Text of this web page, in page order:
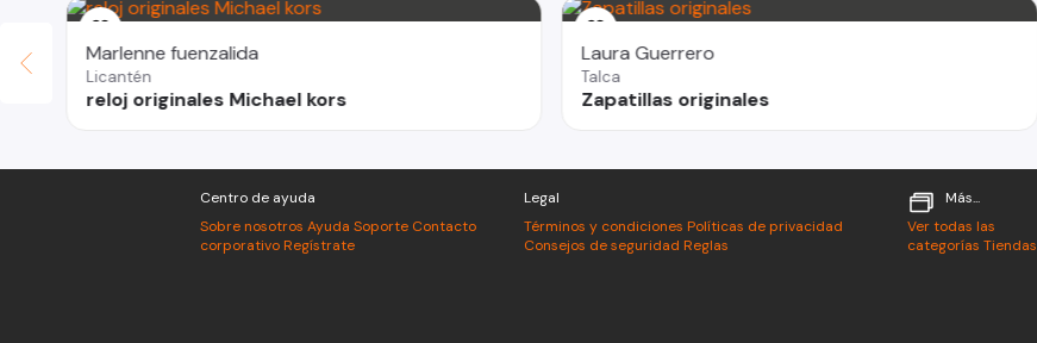
cortacorriente GPS antirobo iPhone 15 pro Max iPhone 14 Promax remate oportunidad precio outlet delivery
Grabar vidrio grabar espejo papel de regalo por mayor envase de regalo paquetes de regalo Houston Rockets
Golden State Warriors Chicago bulls los angeles lakers New York yankees Wilson Spalding NBA pelota de basquetball
pelota de basketball pelota de básquetbol pelota de cuero clóset agenda remate de cuadernos remate de útiles
. Riñonera champion banano champion banano mk ropa escolar uniformes escolares ropa de colegio pesa digital
replica copa libertadores copa Sudamericana reloj Festina Nike airmax premier Wilson pelotas de pádel raquetas de
pádel Boston Celtics raptors caña de pescar arzuelo carnada de pescar tarjeta de crédito Falabella tarjeta Ripley mk
Marlenne fuenzalida
Licantén
reloj originales Michael kors
Laura Guerrero
Talca
Zapatillas originales
Centro de ayuda
Sobre nosotros Ayuda Soporte Contacto
corporativo Regístrate
Legal
Términos y condiciones Políticas de privacidad
Consejos de seguridad Reglas
Más...
Ver todas las
categorías Tiendas